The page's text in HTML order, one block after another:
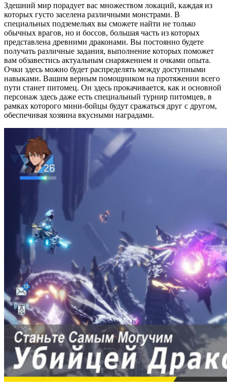
Здешний мир порадует вас множеством локаций, каждая из
которых густо заселена различными монстрами. В
специальных подземельях вы сможете найти не только
обычных врагов, но и боссов, большая часть из которых
представлена древними драконами. Вы постоянно будете
получать различные задания, выполнение которых поможет
вам обзавестись актуальным снаряжением и очками опыта.
Очки здесь можно будет распределять между доступными
навыками. Вашим верным помощником на протяжении всего
пути станет питомец. Он здесь прокачивается, как и основной
персонаж здесь даже есть специальный турнир питомцев, в
рамках которого мини-бойцы будут сражаться друг с другом,
обеспечивая хозяина вкусными наградами.